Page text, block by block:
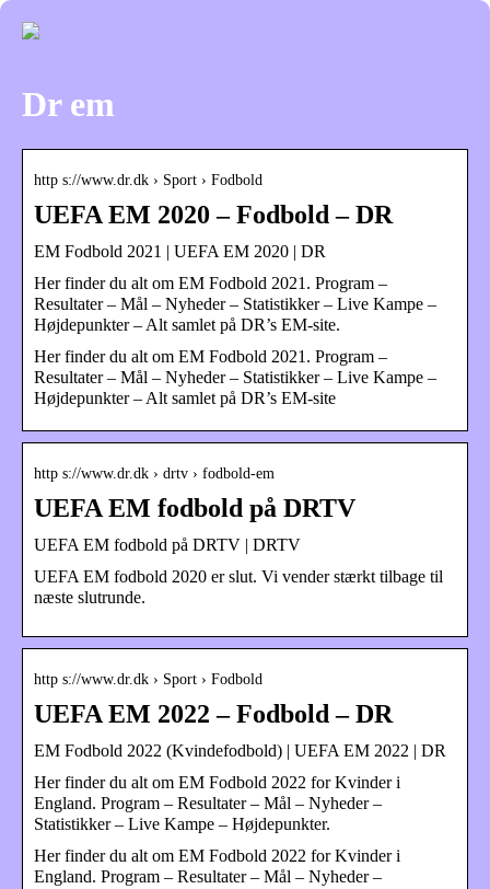
Dr em
http s://www.dr.dk › Sport › Fodbold
UEFA EM 2020 – Fodbold – DR
EM Fodbold 2021 | UEFA EM 2020 | DR
Her finder du alt om EM Fodbold 2021. Program –
Resultater – Mål – Nyheder – Statistikker – Live Kampe –
Højdepunkter – Alt samlet på DR’s EM-site.
Her finder du alt om EM Fodbold 2021. Program –
Resultater – Mål – Nyheder – Statistikker – Live Kampe –
Højdepunkter – Alt samlet på DR’s EM-site
http s://www.dr.dk › drtv › fodbold-em
UEFA EM fodbold på DRTV
UEFA EM fodbold på DRTV | DRTV
UEFA EM fodbold 2020 er slut. Vi vender stærkt tilbage til
næste slutrunde.
http s://www.dr.dk › Sport › Fodbold
UEFA EM 2022 – Fodbold – DR
EM Fodbold 2022 (Kvindefodbold) | UEFA EM 2022 | DR
Her finder du alt om EM Fodbold 2022 for Kvinder i
England. Program – Resultater – Mål – Nyheder –
Statistikker – Live Kampe – Højdepunkter.
Her finder du alt om EM Fodbold 2022 for Kvinder i
England. Program – Resultater – Mål – Nyheder –